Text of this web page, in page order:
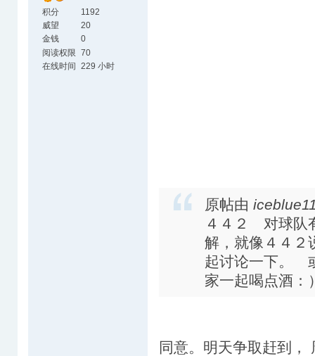
积分
1192
威望
20
金钱
0
阅读权限 70
在线时间 229 小时
原帖由
４４２ 对球队
解，就像４４
起讨论一下。
家一起喝点酒
同意。明天争取赶到，